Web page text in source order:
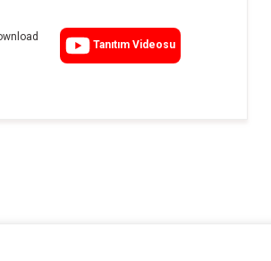
Tanıtım Videosu